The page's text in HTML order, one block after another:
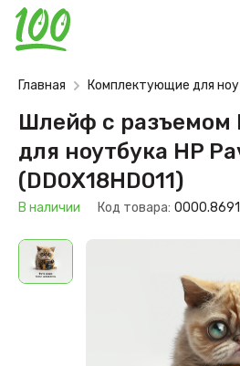
Главная Комплектующие для
Шлейф с разъемом
для ноутбука HP
(DD0X18HD011)
В наличии Код товара: